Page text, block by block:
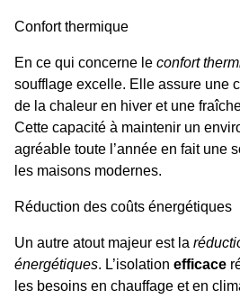
Confort thermique
En ce qui concerne le confort
soufflage excelle. Elle assure une
de la chaleur en hiver et une
Cette capacité à maintenir un
agréable toute l’année en fait une
les maisons modernes.
Réduction des coûts énergétiques
Un autre atout majeur est la
énergétiques. L’isolation efficace
les besoins en chauffage et en